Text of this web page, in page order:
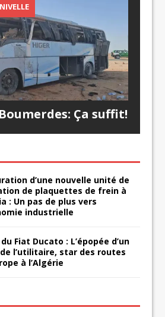
Ça suffit!
d’une nouvelle unité de
de plaquettes de frein à
: Un pas de plus vers
industrielle
Fiat Ducato : L’épopée d’un
l’utilitaire, star des routes
à l’Algérie